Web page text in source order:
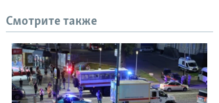
Смотрите также